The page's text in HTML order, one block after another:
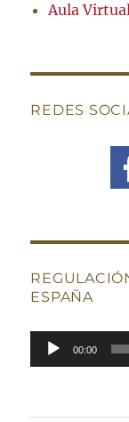
Aula
REDES
ESPAÑA
Reproductor
de
00:00